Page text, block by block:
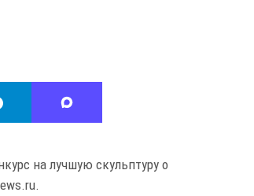
на лучшую скульптуру о